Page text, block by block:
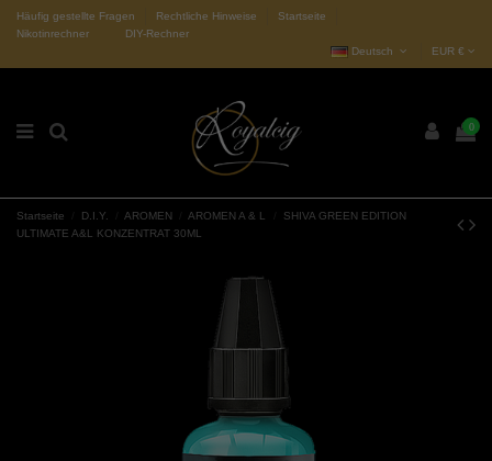
Häufig gestellte Fragen Rechtliche Hinweise
Startseite
Nikotinrechner
DIY-Rechner
Deutsch
EUR €
0
Startseite D.I.Y. AROMEN AROMEN A & L
SHIVA GREEN EDITION
ULTIMATE A&L KONZENTRAT 30ML